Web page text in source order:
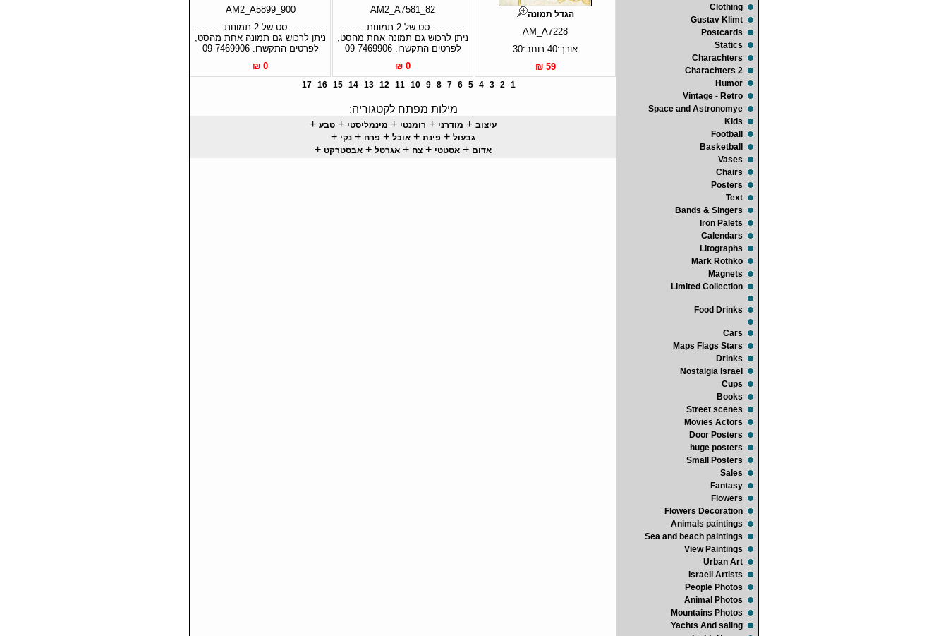
Clothing
Gustav Klimt
Postcards
Statics
Charachters
Charachters 2
Humor
Vintage - Retro
Space and Astronomye
Kids
Football
Basketball
Vases
Chairs
Posters
Text
Bands & Singers
Iron Palets
Calendars
Litographs
Mark Rothko
Magnets
Limited Collection
Food Drinks
Cars
Maps Flags Stars
Drinks
Nostalgia Israel
Cups
Books
Street scenes
Movies Actors
Door Posters
huge posters
Small Posters
Sales
Fantasy
Flowers
Flowers Decoration
Animals paintings
Sea and beach paintings
View Paintings
Urban Art
Israeli Artists
People Photos
Animal Photos
Mountains Photos
Yachts And saling
הגדל תמונה
AM_A7228
אורך:40 רוחב:30
59 ₪
AM2_A7581_82
............ סט של 2 תמונות .........
ניתן לרכוש גם תמונה אחת מהסט,
לפרטים התקשרו: 09-7469906
0 ₪
AM2_A5899_900
............ סט של 2 תמונות .........
ניתן לרכוש גם תמונה אחת מהסט,
לפרטים התקשרו: 09-7469906
0 ₪
1
2
3
4
5
6
7
8
9
10
11
12
13
14
15
16
17
מילות מפתח לקטגוריה:
עיצוב + מודרני + רומנטי + מינמליסטי + טבע +
גבעול + פינת + אוכל + פרח + נקי +
אדום + אסטטי + צח + אגרטל + אבסטרקט +